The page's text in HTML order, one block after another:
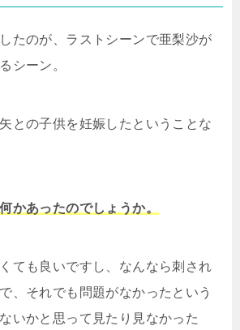
たのが、ラストシーンで亜梨沙が
シーン。
との子供を妊娠したということな
かあったのでしょうか。
ても良いですし、なんなら刺され
、それでも問題がなかったという
いかと思って見たり見なかった